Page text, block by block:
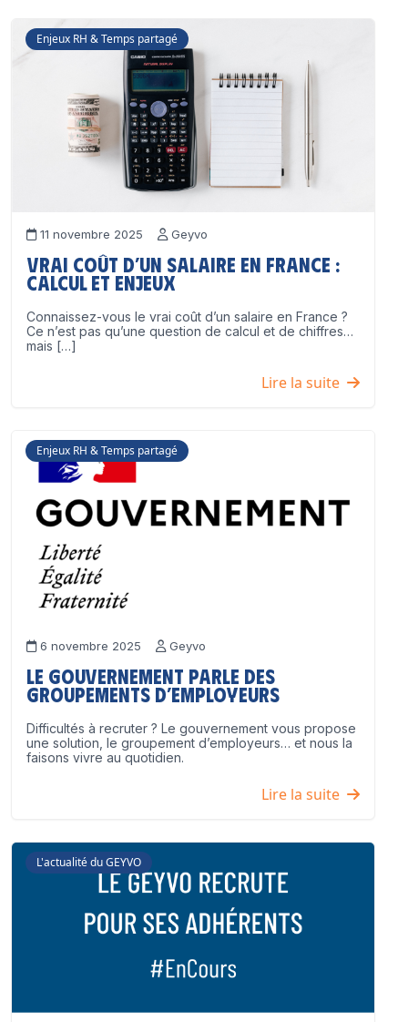
Enjeux RH & Temps partagé
11 novembre 2025 Geyvo
Vrai coût d’un salaire en France :
calcul et enjeux
Connaissez-vous le vrai coût d’un salaire en France ?
Ce n’est pas qu’une question de calcul et de chiffres…
mais […]
Lire la suite
Enjeux RH & Temps partagé
6 novembre 2025 Geyvo
Le Gouvernement parle des
groupements d’employeurs
Difficultés à recruter ? Le gouvernement vous propose
une solution, le groupement d’employeurs… et nous la
faisons vivre au quotidien.
Lire la suite
L'actualité du GEYVO